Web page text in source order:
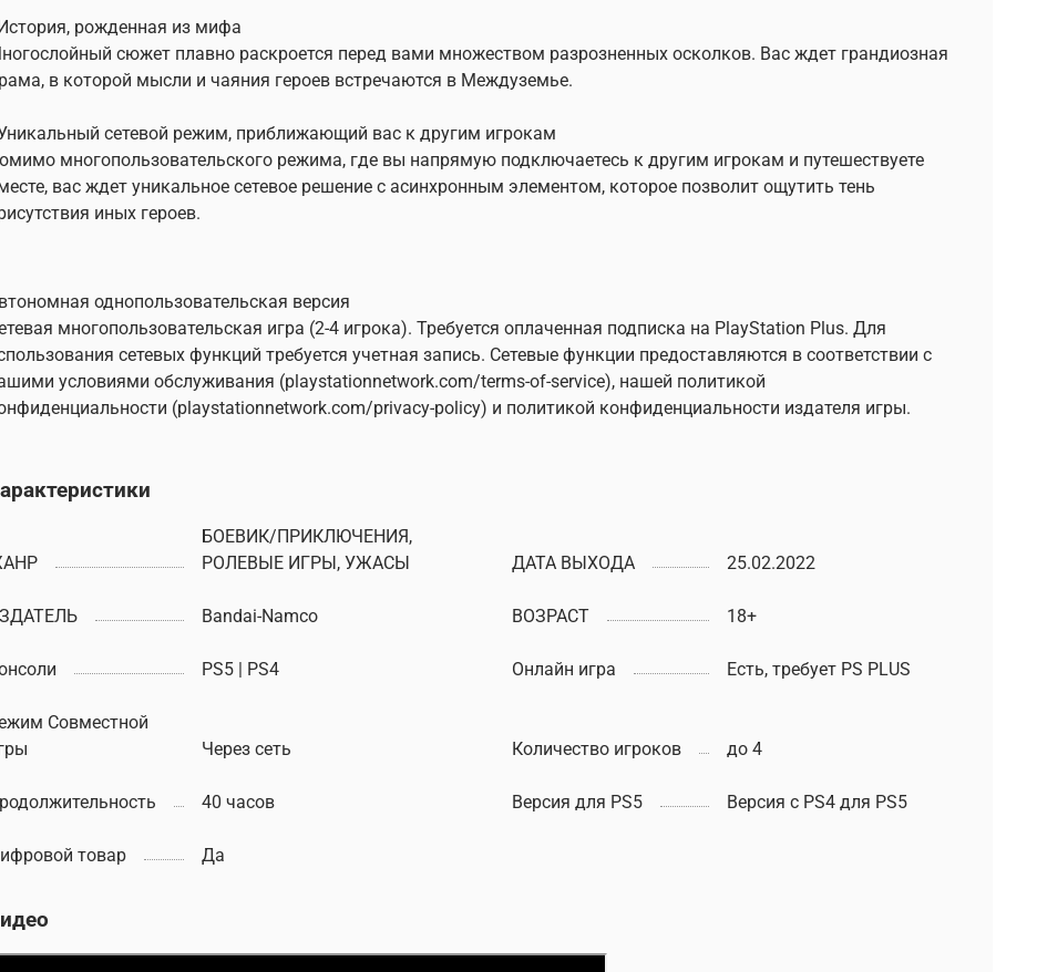
рожденная из мифа
сюжет плавно раскроется перед вами множеством разрозненных осколков. Вас ждет грандиозная
в которой мысли и чаяния героев встречаются в Междуземье.
сетевой режим, приближающий вас к другим игрокам
многопользовательского режима, где вы напрямую подключаетесь к другим игрокам и путешествуете
вас ждет уникальное сетевое решение с асинхронным элементом, которое позволит ощутить тень
иных героев.
однопользовательская версия
многопользовательская игра (2-4 игрока). Требуется оплаченная подписка на PlayStation Plus. Для
сетевых функций требуется учетная запись. Сетевые функции предоставляются в соответствии с
условиями обслуживания (playstationnetwork.com/terms-of-service), нашей политикой
(playstationnetwork.com/privacy-policy) и политикой конфиденциальности издателя игры.
БОЕВИК/ПРИКЛЮЧЕНИЯ,
РОЛЕВЫЕ ИГРЫ, УЖАСЫ
ДАТА ВЫХОДА 25.02.2022
Bandai-Namco ВОЗРАСТ 18+
PS5 | PS4 Онлайн игра Есть, требует PS PLUS
Совместной
Через сеть Количество игроков до 4
40 часов Версия для PS5 Версия с PS4 для PS5
товар Да